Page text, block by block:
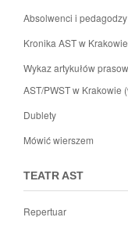
Absolwenci i
Kronika AST w
Wykaz artykułów
AST/PWST w Krakowie
Dublety
Mówić wierszem
TEATR AST
Repertuar